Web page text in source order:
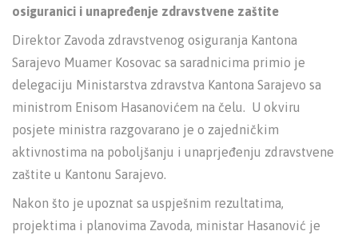
osiguranici i unapređenje zdravstvene zaštite
Direktor Zavoda zdravstvenog osiguranja Kantona
Sarajevo Muamer Kosovac sa saradnicima primio je
delegaciju Ministarstva zdravstva Kantona Sarajevo sa
ministrom Enisom Hasanovićem na čelu. U okviru
posjete ministra razgovarano je o zajedničkim
aktivnostima na poboljšanju i unaprjeđenju zdravstvene
zaštite u Kantonu Sarajevo.
Nakon što je upoznat sa uspješnim rezultatima,
projektima i planovima Zavoda, ministar Hasanović je